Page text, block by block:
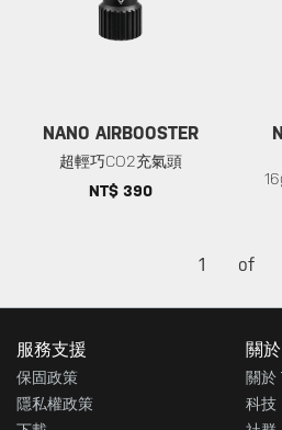
NANO AIRBOOSTER
超輕巧CO2充氣頭
NT$ 390
1 of
服務支援
保固政策
隱私權政策
關於
關於
科技